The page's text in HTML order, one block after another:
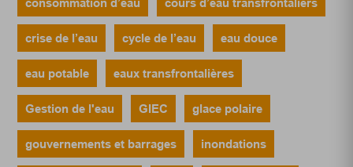
crise de l’eau cycle de l’eau eau douce
eau potable eaux transfrontalières
Gestion de l'eau GIEC glace polaire
gouvernements et barrages inondations